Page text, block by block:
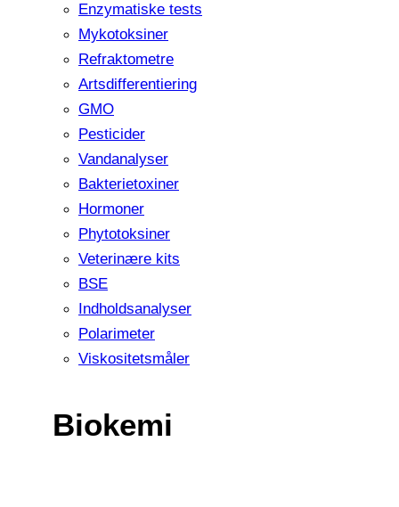
Enzymatiske tests
Mykotoksiner
Refraktometre
Artsdifferentiering
GMO
Pesticider
Vandanalyser
Bakterietoxiner
Hormoner
Phytotoksiner
Veterinære kits
BSE
Indholdsanalyser
Polarimeter
Viskositetsmåler
Biokemi